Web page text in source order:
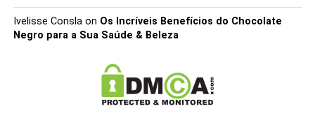
Ivelisse Conslaon Os Incríveis Benefícios do Chocolate
Negro para a Sua Saúde & Beleza